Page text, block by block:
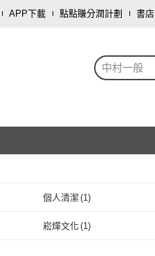
APP下載 點點賺分潤計劃 書店
中村一般
個人清潔 (1)
崧燁文化(1)